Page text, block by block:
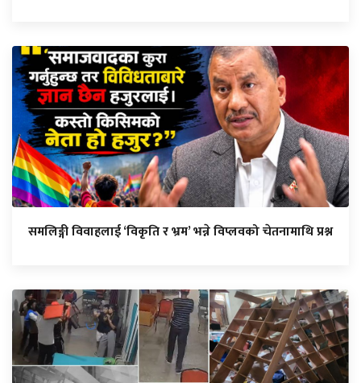
समलिङ्गी विवाहलाई ‘विकृति र भ्रम’ भन्ने विप्लवको चेतनामाथि प्रश्न